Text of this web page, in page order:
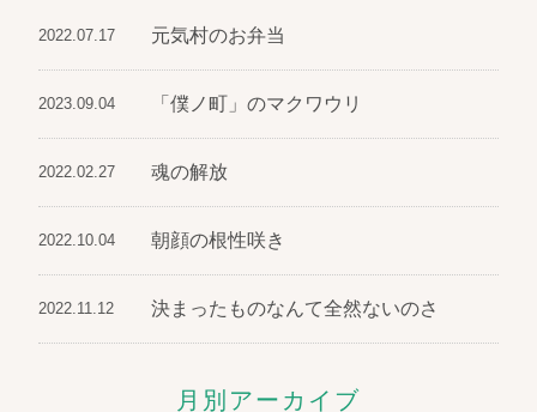
2022.07.17 元気村のお弁当
2023.09.04 「僕ノ町」のマクワウリ
2022.02.27 魂の解放
2022.10.04 朝顔の根性咲き
2022.11.12 決まったものなんて全然ないのさ
月別アーカイブ